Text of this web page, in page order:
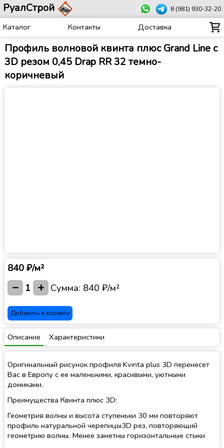
РуалСтрой 8 (981) 930-32-20
Каталог Контакты Доставка
Профиль волновой квинта плюс Grand Line c
3D резом 0,45 Drap RR 32 темно-
коричневый
840 ₽/м²
− 1 + Сумма: 840 ₽/м²
Добавить в корзину
Описание Характеристики
Оригинальный рисунок профиля Kvinta plus 3D перенесет
Вас в Европу с ее маленькими, красивыми, уютными
домиками.
Преимущества Квинта плюс 3D:
Геометрия волны и высота ступеньки 30 мм повторяют
профиль натуральной черепицы3D рез, повторяющий
геометрию волны. Менее заметны горизонтальные стыки